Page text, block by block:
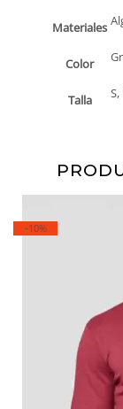
Materiales
Color
Talla
-10%